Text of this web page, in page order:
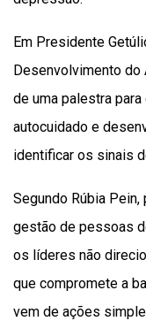
Em Presidente
Desenvolvimento do
de uma palestra
autocuidado e
identificar os sinais
Segundo Rúbia
gestão de pessoas
os líderes não
que compromete a
vem de ações